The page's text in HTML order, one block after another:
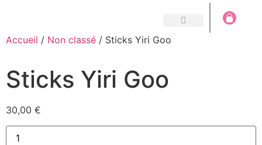
Accueil / Non classé / Sticks Yiri Goo
Sticks Yiri Goo
30,00 €